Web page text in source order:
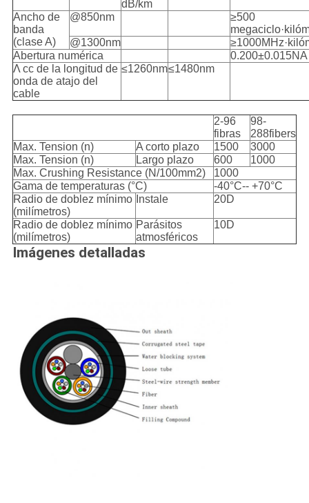
dB/km
Ancho de
banda
(clase A)
@850nm
≥500
@1300nm
Abertura numérica
0.200±0.015NA
Λ cc de la longitud de
onda de atajo del
cable
≤1260nm≤1480nm
2-96
fibras
98-
288fibers
Max. Tension (n)
A corto plazo 1500
3000
Max. Tension (n)
Largo plazo 600
1000
Max. Crushing Resistance (N/100mm2)
1000
Gama de temperaturas (°C)
-40°C-- +70°C
Radio de doblez mínimo
(milímetros)
Instale 20D
Radio de doblez mínimo
(milímetros)
Parásitos
atmosféricos
10D
Imágenes detalladas